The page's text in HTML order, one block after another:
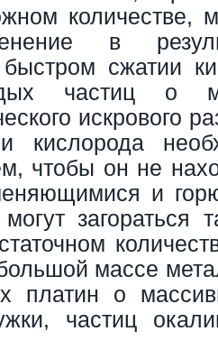
количестве,
в
сжатии
частиц о
искрового
кислорода
чтобы он не
и
загораться
массе
платин о
частиц